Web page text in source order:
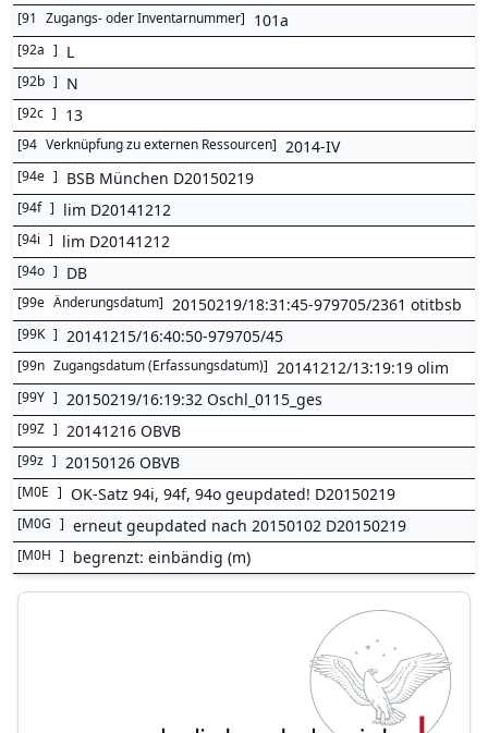
[91 Zugangs- oder Inventarnummer] 101a
[92a ] L
[92b ] N
[92c ] 13
[94 Verknüpfung zu externen Ressourcen] 2014-IV
[94e ] BSB München D20150219
[94f ] lim D20141212
[94i ] lim D20141212
[94o ] DB
[99e Änderungsdatum] 20150219/18:31:45-979705/2361 otitbsb
[99K ] 20141215/16:40:50-979705/45
[99n Zugangsdatum (Erfassungsdatum)] 20141212/13:19:19 olim
[99Y ] 20150219/16:19:32 Oschl_0115_ges
[99Z ] 20141216 OBVB
[99z ] 20150126 OBVB
[M0E ] OK-Satz 94i, 94f, 94o geupdated! D20150219
[M0G ] erneut geupdated nach 20150102 D20150219
[M0H ] begrenzt: einbändig (m)